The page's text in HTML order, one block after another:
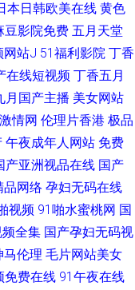
本日韩欧美在线 黄色
豆影院免费 五月天堂
网站J 51福利影院 丁香
在线短视频 丁香五月
月国产主播 美女网站
情网 伦理片香港 极品
午夜成年人网站 免费
产亚洲视品在线 国产
品网络 孕妇无码在线
视频 91啪水蜜桃网 国
全集 国产孕妇无码视
马伦理 毛片网站美女
免费在线 91午夜在线